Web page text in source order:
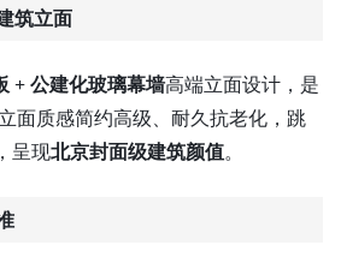
筑立面
+ 公建化玻璃幕墙高端立面设计，是
立面质感简约高级、耐久抗老化，跳
呈现北京封面级建筑颜值。